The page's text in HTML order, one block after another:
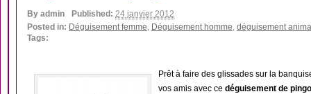
By admin Published: 24 janvier 2012
Posted in: Déguisement femme, Déguisement homme, déguisement
Tags:
Prêt à faire des glissades sur la
vos amis avec ce déguisement de